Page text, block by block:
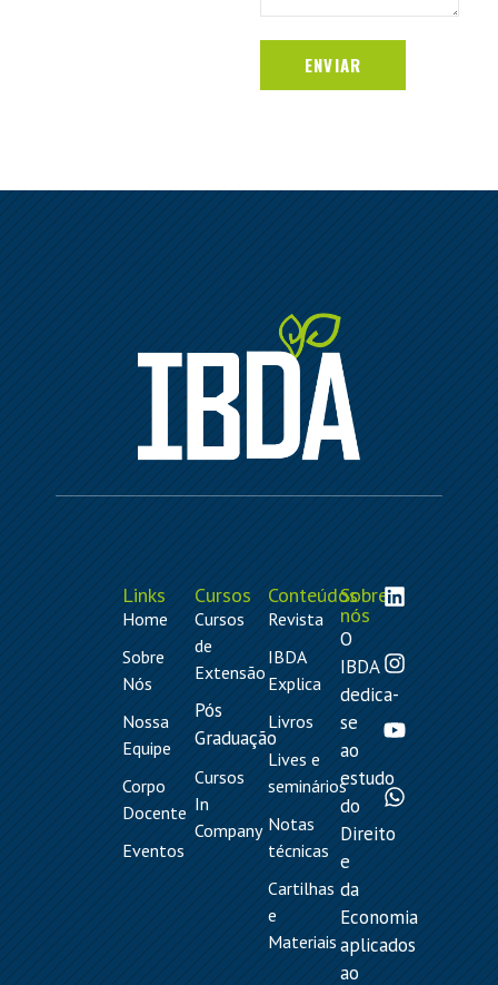
ENVIAR
Links
Home
Sobre
Nós
Nossa
Equipe
Corpo
Docente
Eventos
Cursos
Cursos
de
Extensão
Pós
Graduação
Cursos
In
Company
Conteúdos
Revista
IBDA
Explica
Livros
Lives e
seminários
Notas
técnicas
Cartilhas
e
Materiais
Sobre
nós
O
IBDA
dedica-
se
ao
estudo
do
Direito
e
da
Economia
aplicados
ao